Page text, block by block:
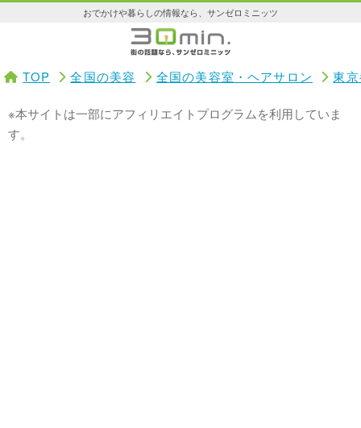
おでかけや暮らしの情報なら、サンゼロミニッツ
TOP 全国の美容 全国の美容室・ヘアサロン 東
※本サイトは一部にアフィリエイトプログラムを利用していま
す。